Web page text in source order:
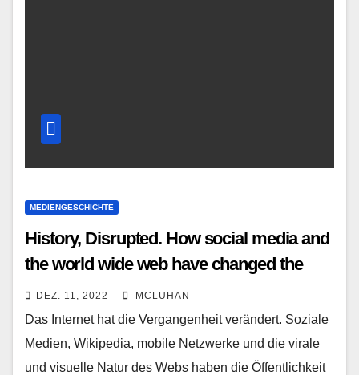
MEDIENGESCHICHTE
History, Disrupted. How social media and
the world wide web have changed the
past
DEZ. 11, 2022 MCLUHAN
Das Internet hat die Vergangenheit verändert. Soziale
Medien, Wikipedia, mobile Netzwerke und die virale
und visuelle Natur des Webs haben die Öffentlichkeit